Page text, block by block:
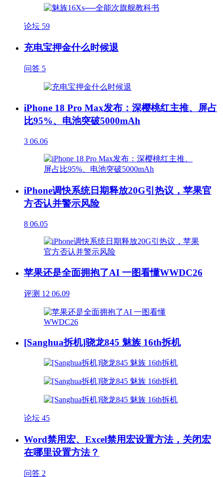
论坛 59
充电宝押金什么时候退
问答 5
iPhone 18 Pro Max发布：深樱桃红主推、屏占
比95%、电池突破5000mAh
3 06.06
iPhone调快系统日期释放20G引热议，苹果官
方否认并警示风险
8 06.05
苹果还是全面拥抱了AI 一图看懂WWDC26
评测 12 06.09
[Sanghua拆机]骁龙845 魅族 16th拆机
论坛 45
Word禁用宏、Excel禁用宏设置方法，关闭宏
在哪里设置方法？
问答 2